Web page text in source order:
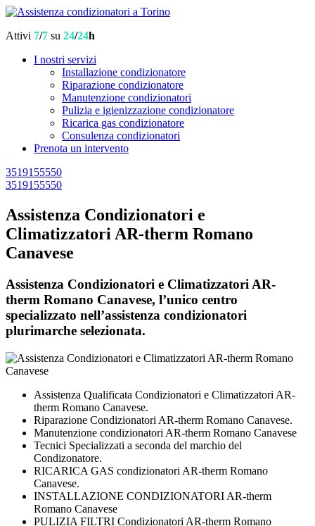
Attivi 7/7 su 24/24h
I nostri servizi
Installazione condizionatore
Riparazione condizionatore
Manutenzione condizionatori
Pulizia e igienizzazione condizionatore
Ricarica gas condizionatore
Consulenza condizionatori
Prenota un intervento
3519155550
3519155550
Assistenza Condizionatori e
Climatizzatori AR-therm Romano
Canavese
Assistenza Condizionatori e Climatizzatori AR-
therm Romano Canavese, l’unico centro
specializzato nell’assistenza condizionatori
plurimarche selezionata.
Assistenza Qualificata Condizionatori e Climatizzatori AR-
therm Romano Canavese.
Riparazione Condizionatori AR-therm Romano Canavese.
Manutenzione condizionatori AR-therm Romano Canavese
Tecnici Specializzati a seconda del marchio del
Condizonatore.
RICARICA GAS condizionatori AR-therm Romano
Canavese.
INSTALLAZIONE CONDIZIONATORI AR-therm
Romano Canavese
PULIZIA FILTRI Condizionatori AR-therm Romano